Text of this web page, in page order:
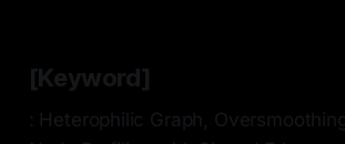
[Keyword]
: Heterophilic Graph,